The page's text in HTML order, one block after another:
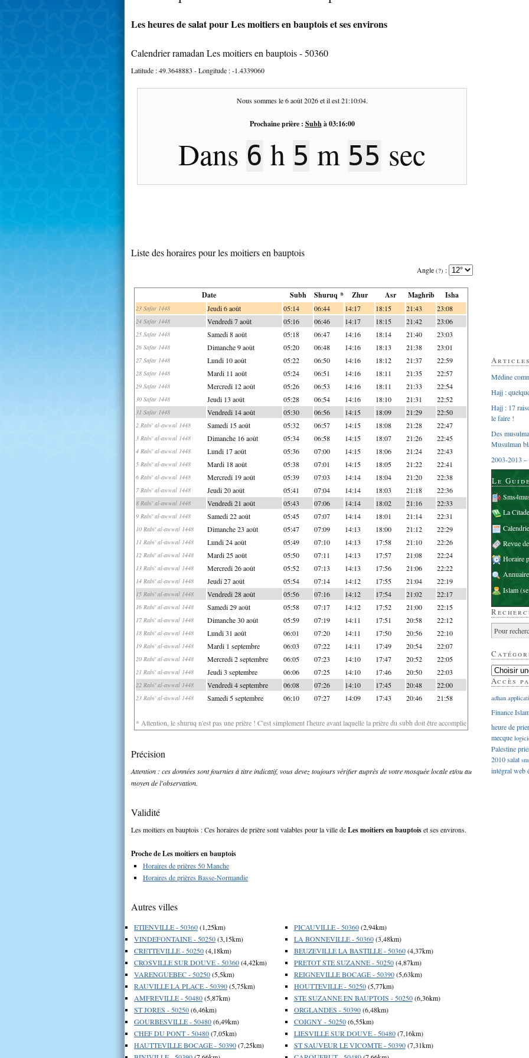
Les heures de salat pour Les moitiers en bauptois et ses environs
Calendrier ramadan Les moitiers en bauptois - 50360
Latitude :49.3648883 - Longitude :-1.4339060
Nous sommes le6 août 2026et il est21:10:05.
Prochaine prière : Subhà03:16:00
Dans 6 h 5 m 54 sec
Liste des horaires pour les moitiers en bauptois
Angle (?) :
Date Subh Shuruq * Zhur Asr Maghrib Isha
23 Safar 1448 Jeudi 6 août 05:14 06:44 14:17 18:15 21:43 23:08
24 Safar 1448 Vendredi 7 août 05:16 06:46 14:17 18:15 21:42 23:06
25 Safar 1448 Samedi 8 août 05:18 06:47 14:16 18:14 21:40 23:03
26 Safar 1448 Dimanche 9 août 05:20 06:48 14:16 18:13 21:38 23:01
27 Safar 1448 Lundi 10 août 05:22 06:50 14:16 18:12 21:37 22:59
28 Safar 1448 Mardi 11 août 05:24 06:51 14:16 18:11 21:35 22:57
29 Safar 1448 Mercredi 12 août 05:26 06:53 14:16 18:11 21:33 22:54
30 Safar 1448 Jeudi 13 août 05:28 06:54 14:16 18:10 21:31 22:52
31 Safar 1448 Vendredi 14 août 05:30 06:56 14:15 18:09 21:29 22:50
2 Rabi' al-awwal 1448 Samedi 15 août 05:32 06:57 14:15 18:08 21:28 22:47
3 Rabi' al-awwal 1448 Dimanche 16 août 05:34 06:58 14:15 18:07 21:26 22:45
4 Rabi' al-awwal 1448 Lundi 17 août 05:36 07:00 14:15 18:06 21:24 22:43
5 Rabi' al-awwal 1448 Mardi 18 août 05:38 07:01 14:15 18:05 21:22 22:41
6 Rabi' al-awwal 1448 Mercredi 19 août 05:39 07:03 14:14 18:04 21:20 22:38
7 Rabi' al-awwal 1448 Jeudi 20 août 05:41 07:04 14:14 18:03 21:18 22:36
8 Rabi' al-awwal 1448 Vendredi 21 août 05:43 07:06 14:14 18:02 21:16 22:33
9 Rabi' al-awwal 1448 Samedi 22 août 05:45 07:07 14:14 18:01 21:14 22:31
10 Rabi' al-awwal 1448 Dimanche 23 août 05:47 07:09 14:13 18:00 21:12 22:29
11 Rabi' al-awwal 1448 Lundi 24 août 05:49 07:10 14:13 17:58 21:10 22:26
12 Rabi' al-awwal 1448 Mardi 25 août 05:50 07:11 14:13 17:57 21:08 22:24
13 Rabi' al-awwal 1448 Mercredi 26 août 05:52 07:13 14:13 17:56 21:06 22:22
14 Rabi' al-awwal 1448 Jeudi 27 août 05:54 07:14 14:12 17:55 21:04 22:19
15 Rabi' al-awwal 1448 Vendredi 28 août 05:56 07:16 14:12 17:54 21:02 22:17
16 Rabi' al-awwal 1448 Samedi 29 août 05:58 07:17 14:12 17:52 21:00 22:15
17 Rabi' al-awwal 1448 Dimanche 30 août 05:59 07:19 14:11 17:51 20:58 22:12
18 Rabi' al-awwal 1448 Lundi 31 août 06:01 07:20 14:11 17:50 20:56 22:10
19 Rabi' al-awwal 1448 Mardi 1 septembre 06:03 07:22 14:11 17:49 20:54 22:07
20 Rabi' al-awwal 1448 Mercredi 2 septembre 06:05 07:23 14:10 17:47 20:52 22:05
21 Rabi' al-awwal 1448 Jeudi 3 septembre 06:06 07:25 14:10 17:46 20:50 22:03
22 Rabi' al-awwal 1448 Vendredi 4 septembre 06:08 07:26 14:10 17:45 20:48 22:00
23 Rabi' al-awwal 1448 Samedi 5 septembre 06:10 07:27 14:09 17:43 20:46 21:58
* Attention, le shuruq n'est pas une prière ! C'est simplement l'heure avant laquelle la prière du subh doit être accomplie
Précision
Attention : ces données sont fournies à titre indicatif, vous devez toujours vérifier auprès de votre mosquée locale et/ou au
moyen de l'observation.
Validité
Les moitiers en bauptois : Ces horaires de prière sont valables pour la ville deLes moitiers en bauptoiset ses environs.
Proche de Les moitiers en bauptois
Horaires de prières 50 Manche
Horaires de prières Basse-Normandie
Autres villes
ETIENVILLE - 50360(1,25km)
VINDEFONTAINE - 50250(3,15km)
CRETTEVILLE - 50250(4,18km)
CROSVILLE SUR DOUVE - 50360(4,42km)
VARENGUEBEC - 50250(5,5km)
RAUVILLE LA PLACE - 50390(5,75km)
AMFREVILLE - 50480(5,87km)
ST JORES - 50250(6,46km)
GOURBESVILLE - 50480(6,49km)
CHEF DU PONT - 50480(7,05km)
HAUTTEVILLE BOCAGE - 50390(7,25km)
PICAUVILLE - 50360(2,94km)
LA BONNEVILLE - 50360(3,48km)
BEUZEVILLE LA BASTILLE - 50360(4,37km)
PRETOT STE SUZANNE - 50250(4,87km)
REIGNEVILLE BOCAGE - 50390(5,63km)
HOUTTEVILLE - 50250(5,77km)
STE SUZANNE EN BAUPTOIS - 50250(6,36km)
ORGLANDES - 50390(6,48km)
COIGNY - 50250(6,55km)
LIESVILLE SUR DOUVE - 50480(7,16km)
ST SAUVEUR LE VICOMTE - 50390(7,31km)
Médine
Hajj :
Hajj : 17
le faire !
Des
Musulman
2003-2013 –
Le
La
Revue
Horaire
Islam
Accès
adhan
Finance
heure de
mecque
Palestine
2010salat
intégralweb